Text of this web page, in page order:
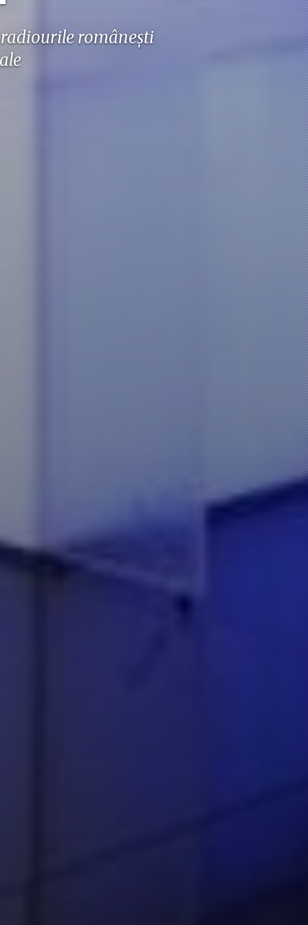
românești